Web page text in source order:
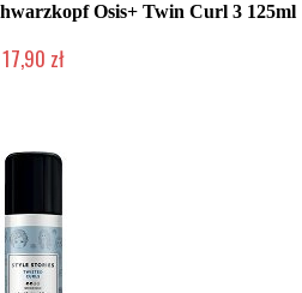
Osis+ Twin Curl 3 125ml
17,90 zł